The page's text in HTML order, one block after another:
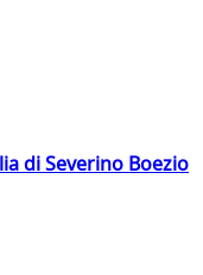
di Severino Boezio